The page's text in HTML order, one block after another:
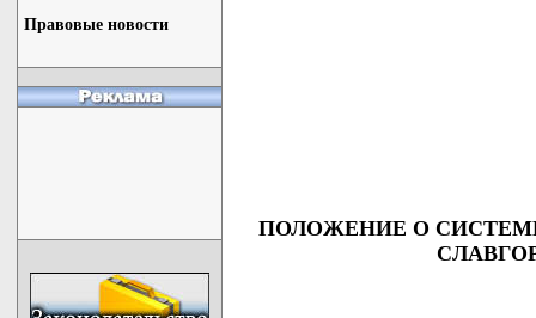
Правовые новости
ПОЛОЖЕНИЕ О